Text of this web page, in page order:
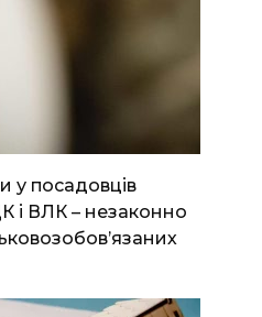
у посадовців
і ВЛК – незаконно